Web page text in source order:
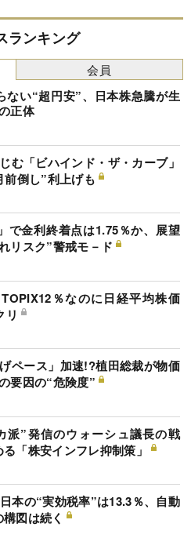
ランキング
ない“超円安”、日本株急騰が生
正体
む「ビハインド・ザ・カーブ」
倒し”利上げも
で金利終着点は1.75％か、展望
リスク”警戒モ－ド
％なのに日経平均株価
リ
ペース」加速!?植田総裁が物価
要因の“危険度”
派”発信のウォーシュ議長の戦
「株安インフレ抑制策」
本の“実効税率”は13.3％、自動
図は続く
会員